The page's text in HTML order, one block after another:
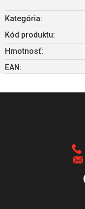
Kategória:
Kód produktu:
Hmotnosť:
EAN :